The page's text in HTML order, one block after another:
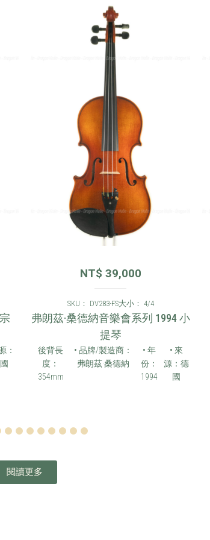
：
NT$ 39,000
SKU： DV283-FS大小： 4/4
弗朗茲·桑德納音樂會系列 1994 小
提琴
後背長
度：
354mm
• 品牌/製造商：
弗朗茲·桑德納
• 年
份：
1994
• 來
源：德
國
8 9 101112
閱讀更多